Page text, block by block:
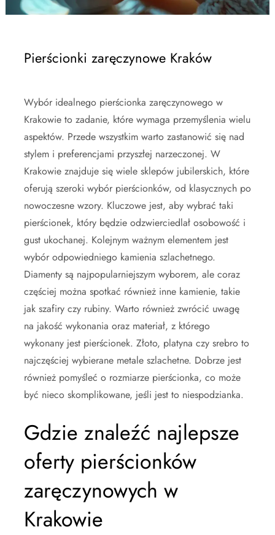
Pierścionki zaręczynowe Kraków
Wybór idealnego pierścionka zaręczynowego w
Krakowie to zadanie, które wymaga przemyślenia wielu
aspektów. Przede wszystkim warto zastanowić się nad
stylem i preferencjami przyszłej narzeczonej. W
Krakowie znajduje się wiele sklepów jubilerskich, które
oferują szeroki wybór pierścionków, od klasycznych po
nowoczesne wzory. Kluczowe jest, aby wybrać taki
pierścionek, który będzie odzwierciedlał osobowość i
gust ukochanej. Kolejnym ważnym elementem jest
wybór odpowiedniego kamienia szlachetnego.
Diamenty są najpopularniejszym wyborem, ale coraz
częściej można spotkać również inne kamienie, takie
jak szafiry czy rubiny. Warto również zwrócić uwagę
na jakość wykonania oraz materiał, z którego
wykonany jest pierścionek. Złoto, platyna czy srebro to
najczęściej wybierane metale szlachetne. Dobrze jest
również pomyśleć o rozmiarze pierścionka, co może
być nieco skomplikowane, jeśli jest to niespodzianka.
Gdzie znaleźć najlepsze
oferty pierścionków
zaręczynowych w
Krakowie